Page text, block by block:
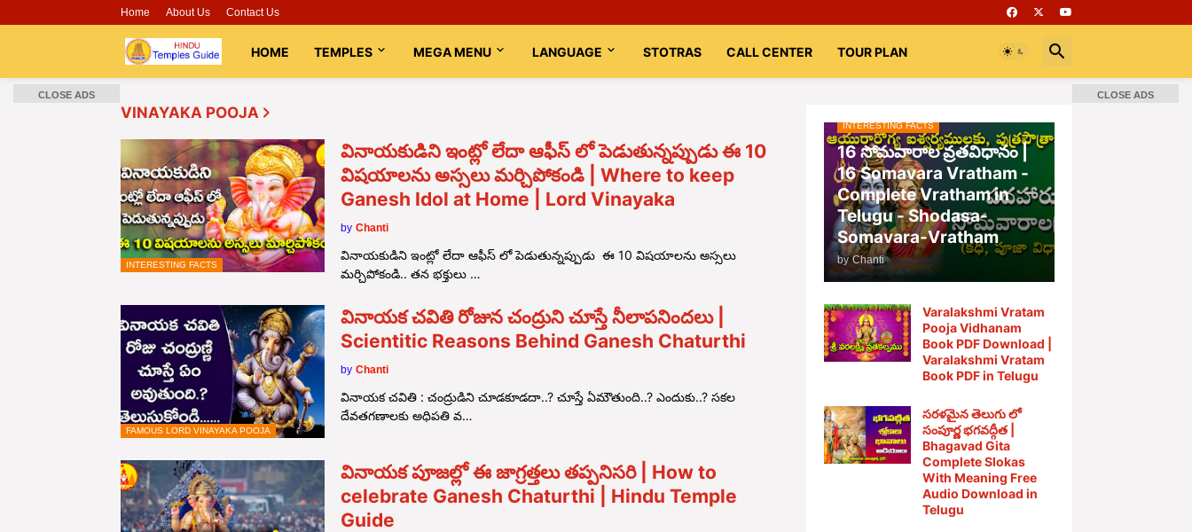
Home About Us Contact Us
HOME TEMPLES MEGA MENU LANGUAGE STOTRAS CALL CENTER TOUR PLAN
VINAYAKA POOJA
INTERESTING FACTS
వినాయకుడిని ఇంట్లో లేదా ఆఫీస్ లో పెడుతున్నప్పుడు ఈ 10
విషయాలను అస్సలు మర్చిపోకండి | Where to keep
Ganesh Idol at Home | Lord Vinayaka
by Chanti
వినాయకుడిని ఇంట్లో లేదా ఆఫీస్ లో పెడుతున్నప్పుడు ఈ 10 విషయాలను అస్సలు
మర్చిపోకండి.. తన భక్తులు …
FAMOUS LORD VINAYAKA POOJA
వినాయక చవితి రోజున చంద్రుని చూస్తే నీలాపనిందలు |
Scientitic Reasons Behind Ganesh Chaturthi
by Chanti
వినాయక చవితి : చంద్రుడిని చూడకూడదా..? చూస్తే ఏమౌతుంది..? ఎందుకు..? సకల
దేవతగణాలకు అధిపతి వ…
వినాయక పూజల్లో ఈ జాగ్రత్తలు తప్పనిసరి | How to
celebrate Ganesh Chaturthi | Hindu Temple
Guide
INTERESTING FACTS
16 సోమవారాల వ్రతవిధానం |
16 Somavara Vratham -
Complete Vratham in
Telugu - Shodasa-
Somavara-Vratham
by Chanti
Varalakshmi Vratam
Pooja Vidhanam
Book PDF Download |
Varalakshmi Vratam
Book PDF in Telugu
సరళమైన తెలుగు లో
సంపూర్ణ భగవద్గీత |
Bhagavad Gita
Complete Slokas
With Meaning Free
Audio Download in
Telugu
CLOSE ADS CLOSE ADS